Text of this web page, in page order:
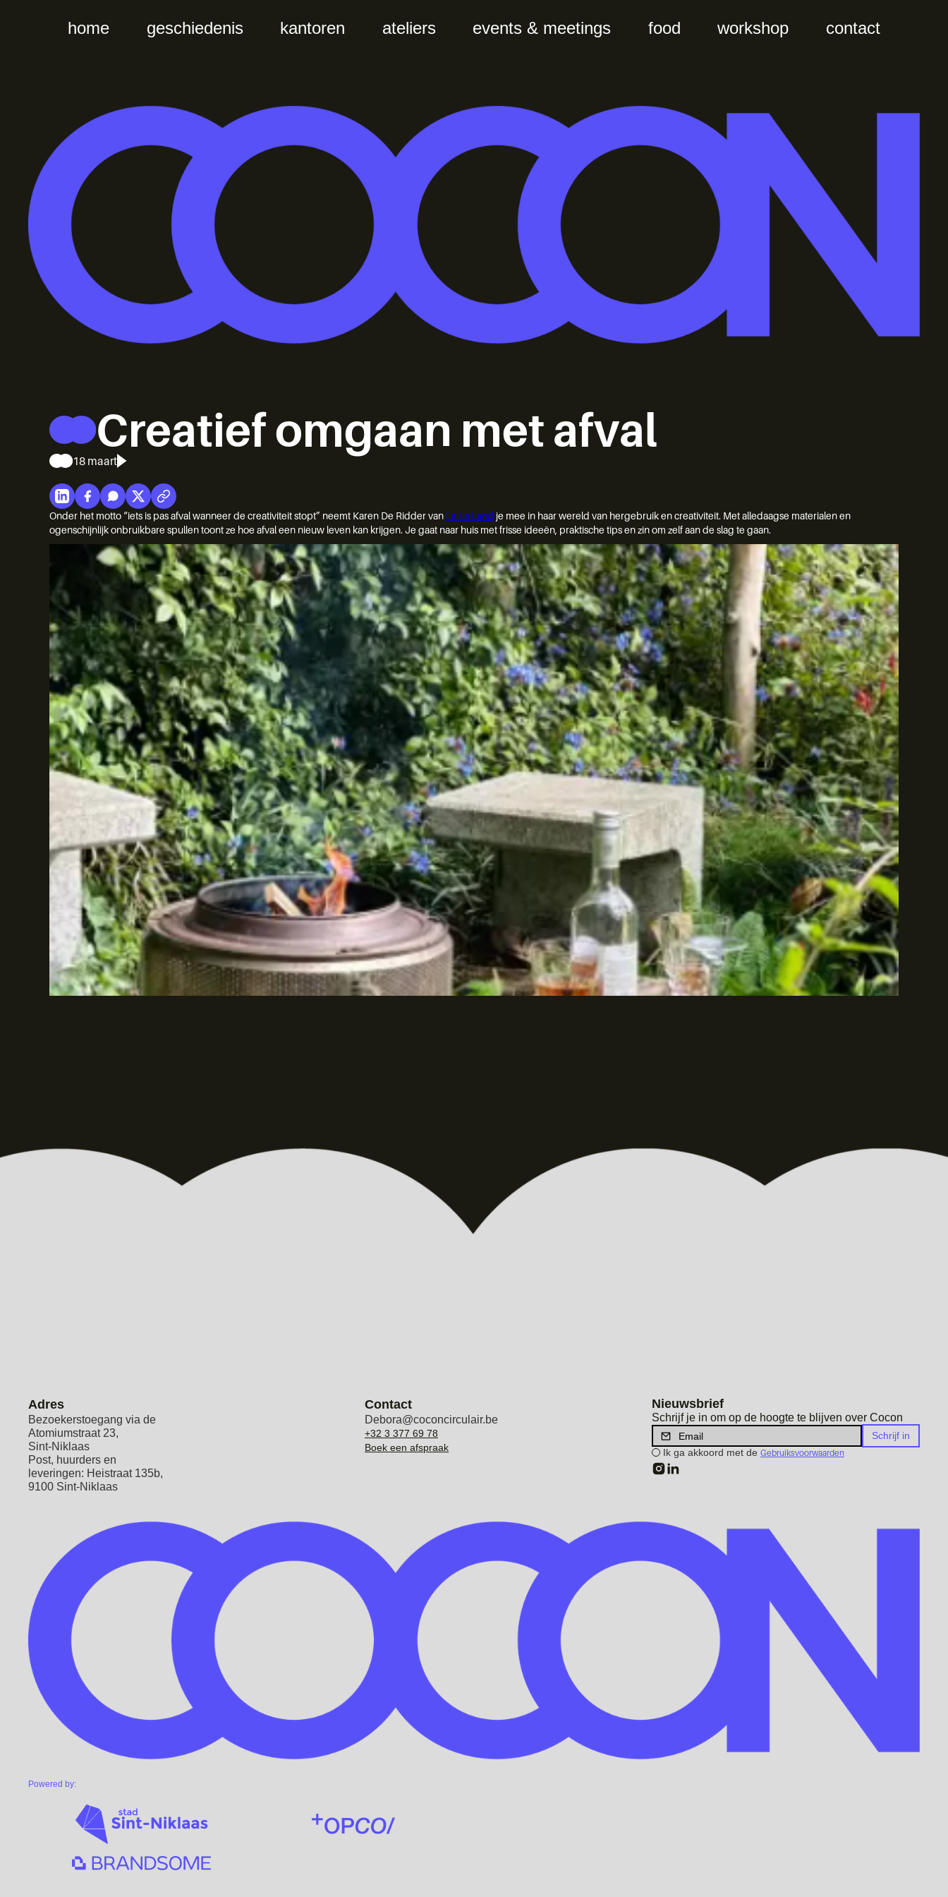
home geschiedenis kantoren ateliers events & meetings food workshop contact
Creatief omgaan met afval
18 maart
Onder het motto “iets is pas afval wanneer de creativiteit stopt” neemt Karen De Ridder van La La Land je mee in haar wereld van hergebruik en creativiteit. Met alledaagse materialen en
ogenschijnlijk onbruikbare spullen toont ze hoe afval een nieuw leven kan krijgen. Je gaat naar huis met frisse ideeën, praktische tips en zin om zelf aan de slag te gaan.
Adres
Bezoekerstoegang via de
Atomiumstraat 23,
Sint-Niklaas
Post, huurders en
leveringen: Heistraat 135b,
9100 Sint-Niklaas
Contact
Debora@coconcirculair.be
+32 3 377 69 78
Boek een afspraak
Nieuwsbrief
Schrijf je in om op de hoogte te blijven over Cocon
Ik ga akkoord met de Gebruiksvoorwaarden
Powered by: